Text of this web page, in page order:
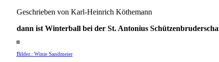
Geschrieben von Karl-Heinrich Köthemann
dann ist Winterball bei der St. Antonius
Bilder.: Winie Sandmeier